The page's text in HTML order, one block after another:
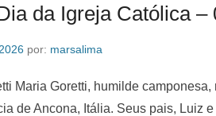
da Igreja Católica –
por: marsalima
Maria Goretti, humilde
de Ancona, Itália. Seus pais, Luiz